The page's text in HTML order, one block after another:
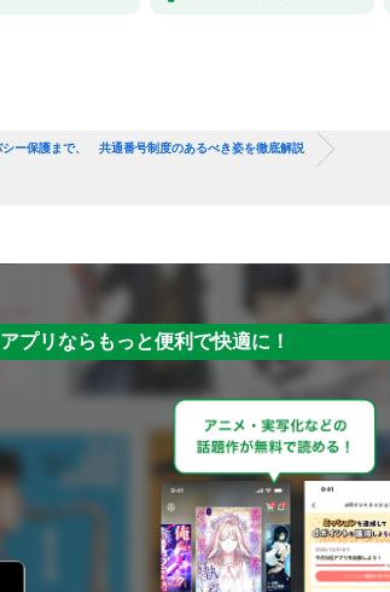
ー保護まで、 共通番号制度のあるべき姿を徹底解説
アプリならもっと便利で快適に！